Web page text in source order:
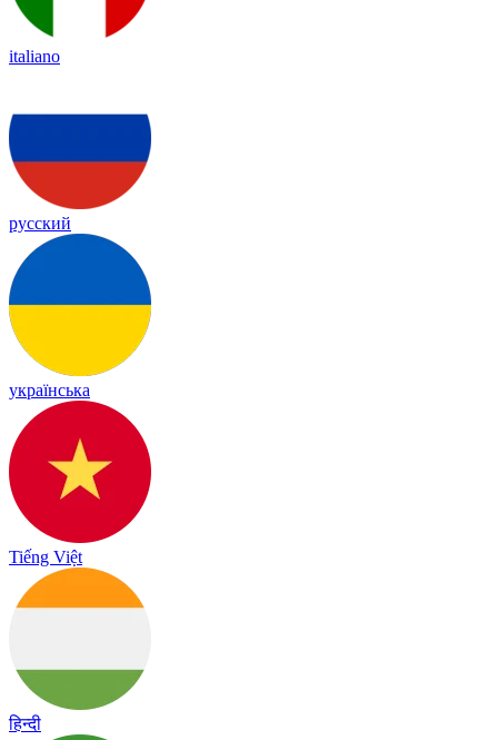
italiano
русский
українська
Tiếng Việt
हिन्दी